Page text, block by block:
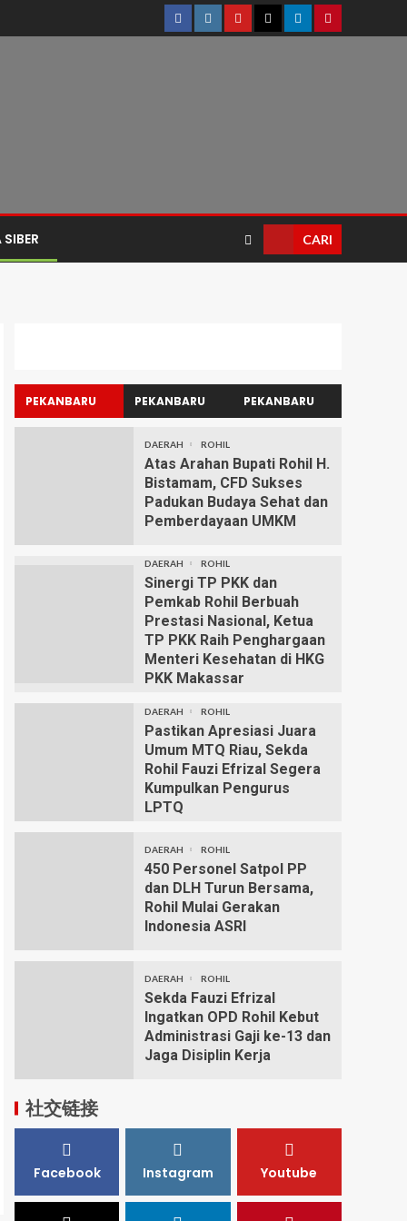
CARI
PEKANBARU PEKANBARU PEKANBARU
DAERAH ROHIL
Atas Arahan Bupati Rohil H.
Bistamam, CFD Sukses
Padukan Budaya Sehat dan
Pemberdayaan UMKM
DAERAH ROHIL
Sinergi TP PKK dan
Pemkab Rohil Berbuah
Prestasi Nasional, Ketua
TP PKK Raih Penghargaan
Menteri Kesehatan di HKG
PKK Makassar
DAERAH ROHIL
Pastikan Apresiasi Juara
Umum MTQ Riau, Sekda
Rohil Fauzi Efrizal Segera
Kumpulkan Pengurus
LPTQ
DAERAH ROHIL
450 Personel Satpol PP
dan DLH Turun Bersama,
Rohil Mulai Gerakan
Indonesia ASRI
DAERAH ROHIL
Sekda Fauzi Efrizal
Ingatkan OPD Rohil Kebut
Administrasi Gaji ke-13 dan
Jaga Disiplin Kerja
社交链接
Facebook Instagram Youtube